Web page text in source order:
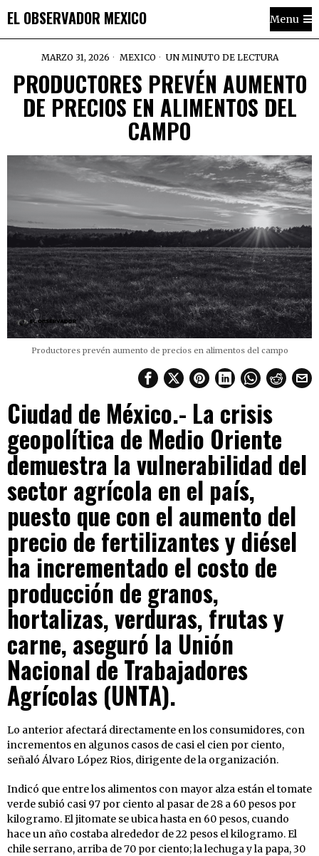
EL OBSERVADOR MEXICO Menu
MARZO 31, 2026 MEXICO UN MINUTO DE LECTURA
PRODUCTORES PREVÉN AUMENTO
DE PRECIOS EN ALIMENTOS DEL
CAMPO
Productores prevén aumento de precios en alimentos del campo
Ciudad de México.- La crisis
geopolítica de Medio Oriente
demuestra la vulnerabilidad del
sector agrícola en el país,
puesto que con el aumento del
precio de fertilizantes y diésel
ha incrementado el costo de
producción de granos,
hortalizas, verduras, frutas y
carne, aseguró la Unión
Nacional de Trabajadores
Agrícolas (UNTA).
Lo anterior afectará directamente en los consumidores, con
incrementos en algunos casos de casi el cien por ciento,
señaló Álvaro López Rios, dirigente de la organización.
Indicó que entre los alimentos con mayor alza están el tomate
verde subió casi 97 por ciento al pasar de 28 a 60 pesos por
kilogramo. El jitomate se ubica hasta en 60 pesos, cuando
hace un año costaba alrededor de 22 pesos el kilogramo. El
chile serrano, arriba de 70 por ciento; la lechuga y la papa, 30